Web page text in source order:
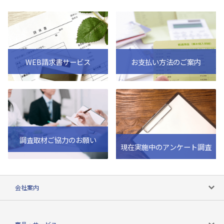
WEB請求書サービス お支払い方法のご案内
調査取材ご協力のお願い
現在実施中のアンケート調査
会社案内